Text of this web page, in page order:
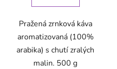
Pražená zrnková káva
aromatizovaná (100%
arabika) s chutí zralých
malin. 500 g